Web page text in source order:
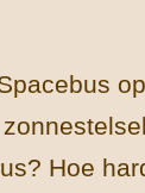
Hoe